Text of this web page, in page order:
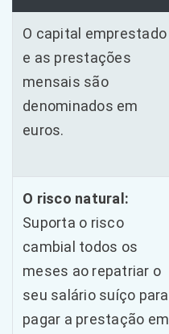
O capital emprestado
e as prestações
mensais são
denominados em
euros.
O risco natural:
Suporta o risco
cambial todos os
meses ao repatriar o
seu salário suíço para
pagar a prestação em